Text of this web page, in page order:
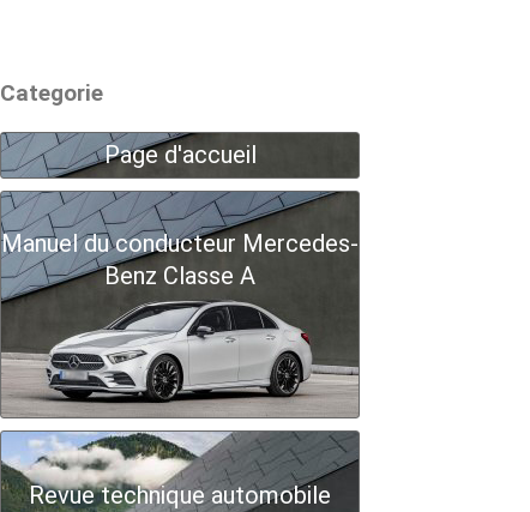
Categorie
Page d'accueil
Manuel du conducteur Mercedes-
Benz Classe A
Revue technique automobile